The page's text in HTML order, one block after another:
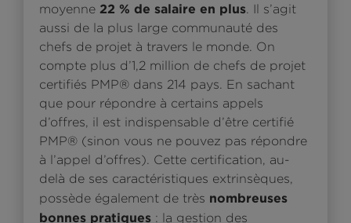
moyenne 22 % de salaire en plus. Il s’agit
aussi de la plus large communauté des
chefs de projet à travers le monde. On
compte plus d’1,2 million de chefs de projet
certifiés PMP® dans 214 pays. En sachant
que pour répondre à certains appels
d’offres, il est indispensable d’être certifié
PMP® (sinon vous ne pouvez pas répondre
à l’appel d’offres). Cette certification, au-
delà de ses caractéristiques extrinsèques,
possède également de très nombreuses
bonnes pratiques : la gestion des